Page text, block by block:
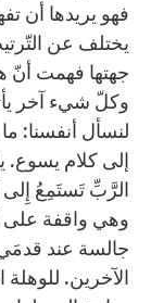
فهو يريدها أن
يختلف عن
جهتها فهمت أنّ
وكلّ شيء آخر
لنسأل أنفسنا:
إلى كلام
وهي واقفة على
جالسة عند
الآخرين. للوهلة